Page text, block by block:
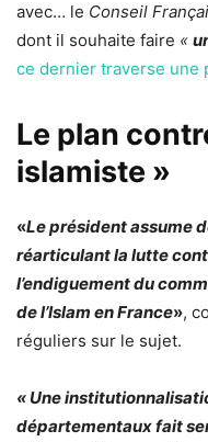
avec… le Conseil
dont il souhaite faire «
ce dernier traverse une
Le plan
islamiste »
«Le président assume
réarticulant la lutte
l’endiguement du
de l’Islam en France»,
réguliers sur le sujet.
« Une
départementaux fait